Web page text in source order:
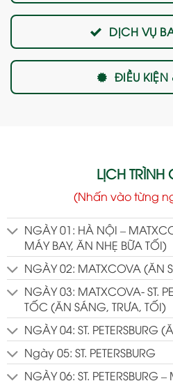
LỊCH TRÌNH
(Nhấn vào từng
NGÀY 01: HÀ NỘI –
MÁY BAY, ĂN NHẸ BỮA TỐI)
NGÀY 02: MATXCOVA (ĂN
NGÀY 03: MATXCOVA- ST.
TỐC (ĂN SÁNG, TRƯA, TỐI)
NGÀY 04: ST. PETERSBURG
Ngày 05: ST. PETERSBURG
NGÀY 06: ST. PETERSBURG
DỊCH VỤ
ĐIỀU KIỆN